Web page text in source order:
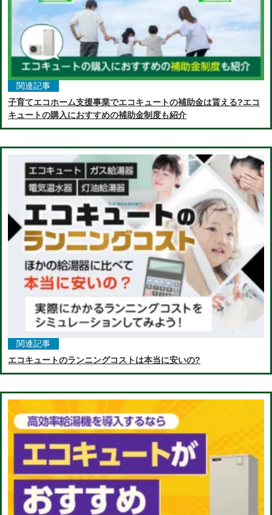
関連記事
子育てエコホーム支援事業でエコキュートの補助金は貰える?エコ
キュートの購入におすすめの補助金制度も紹介
関連記事
エコキュートのランニングコストは本当に安いの?